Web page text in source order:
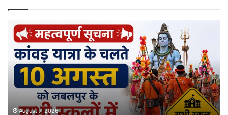
कांवड़
यात्रा
चलते
10
August 7, 2026